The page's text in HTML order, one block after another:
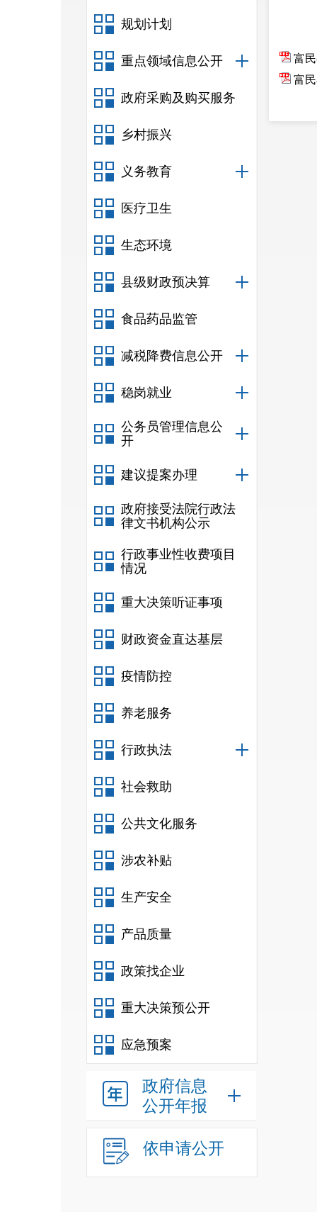
规划计划
重点领域信息公开
政府采购及购买服务
乡村振兴
义务教育
医疗卫生
生态环境
县级财政预决算
食品药品监管
减税降费信息公开
稳岗就业
公务员管理信息公
开
建议提案办理
政府接受法院行政法
律文书机构公示
行政事业性收费项目
情况
重大决策听证事项
财政资金直达基层
疫情防控
养老服务
行政执法
社会救助
公共文化服务
涉农补贴
生产安全
产品质量
政策找企业
重大决策预公开
应急预案
政府信息
公开年报
依申请公开
富
富